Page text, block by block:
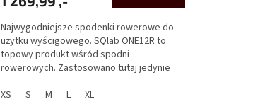
Najwygodniejsze spodenki rowerowe do
użytku wyścigowego. SQlab ONE12R to
topowy produkt wśród spodni
rowerowych. Zastosowano tutaj jedynie
XS
S M L XL